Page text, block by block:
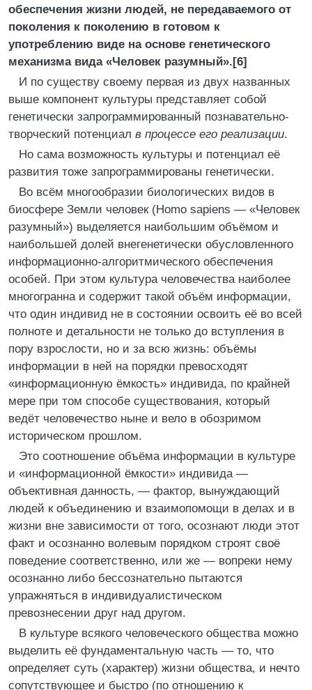
обеспечения жизни людей, не передаваемого от
поколения к поколению в готовом к
употреблению виде на основе генетического
механизма вида «Человек разумный».[6]
И по существу своему первая из двух названных
выше компонент культуры представляет собой
генетически запрограммированный познавательно-
творческий потенциал в процессе его реализации.
Но сама возможность культуры и потенциал её
развития тоже запрограммированы генетически.
Во всём многообразии биологических видов в
биосфере Земли человек (Homo sapiens — «Человек
разумный») выделяется наибольшим объёмом и
наибольшей долей внегенетически обусловленного
информационно-алгоритмического обеспечения
особей. При этом культура человечества наиболее
многогранна и содержит такой объём информации,
что один индивид не в состоянии освоить её во всей
полноте и детальности не только до вступления в
пору взрослости, но и за всю жизнь: объёмы
информации в ней на порядки превосходят
«информационную ёмкость» индивида, по крайней
мере при том способе существования, который
ведёт человечество ныне и вело в обозримом
историческом прошлом.
Это соотношение объёма информации в культуре
и «информационной ёмкости» индивида —
объективная данность, — фактор, вынуждающий
людей к объединению и взаимопомощи в делах и в
жизни вне зависимости от того, осознают люди этот
факт и осознанно волевым порядком строят своё
поведение соответственно, или же — вопреки нему
осознанно либо бессознательно пытаются
упражняться в индивидуалистическом
превознесении друг над другом.
В культуре всякого человеческого общества можно
выделить её фундаментальную часть — то, что
определяет суть (характер) жизни общества, и нечто
сопутствующее и быстро (по отношению к